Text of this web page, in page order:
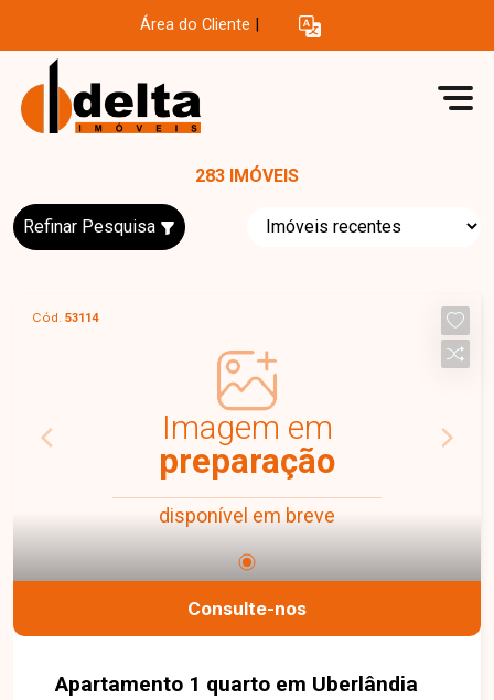
Área do Cliente
283 IMÓVEIS
Refinar Pesquisa
Cód. 53114
Imagem em
preparação
disponível em breve
Consulte-nos
Apartamento 1 quarto em Uberlândia